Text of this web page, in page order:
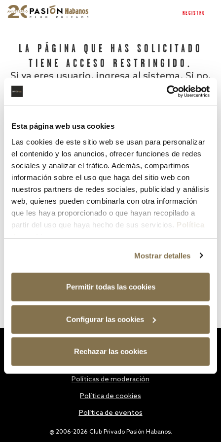
Esta página web usa cookies
Las cookies de este sitio web se usan para personalizar
el contenido y los anuncios, ofrecer funciones de redes
sociales y analizar el tráfico. Además, compartimos
información sobre el uso que haga del sitio web con
nuestros partners de redes sociales, publicidad y análisis
web, quienes pueden combinarla con otra información
que les haya proporcionado o que hayan recopilado a
partir del uso que haya hecho de sus servicios. Política
Mostrar detalles
Permitir todas las cookies
Configurar las cookies
Rechazar las cookies
REGISTRO
LA PÁGINA QUE HAS SOLICITADO
TIENE ACCESO RESTRINGIDO.
Si ya eres usuario, ingresa al sistema. Si no,
¿Has olvidado tu contraseña?
@ 2006-2026 Club Privado Pasión Habanos.
Políticas de moderación
Política de cookies
Política de eventos